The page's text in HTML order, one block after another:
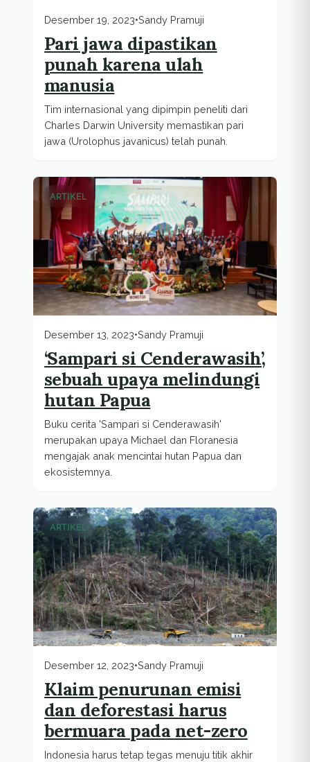
Desember 19, 2023•Sandy Pramuji
Pari jawa dipastikan
punah karena ulah
manusia
Tim internasional yang dipimpin peneliti dari
Charles Darwin University memastikan pari
jawa (Urolophus javanicus) telah punah.
ARTIKEL
Desember 13, 2023•Sandy Pramuji
‘Sampari si Cenderawasih’,
sebuah upaya melindungi
hutan Papua
Buku cerita 'Sampari si Cenderawasih'
merupakan upaya Michael dan Floranesia
mengajak anak mencintai hutan Papua dan
ekosistemnya.
ARTIKEL
Desember 12, 2023•Sandy Pramuji
Klaim penurunan emisi
dan deforestasi harus
bermuara pada net-zero
Indonesia harus tetap tegas menuju titik akhir